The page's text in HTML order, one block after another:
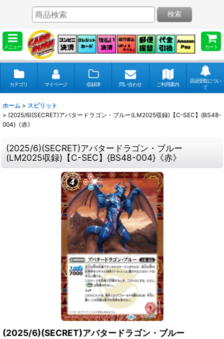
メニュー カート
検索
カテゴリ マイページ 収録弾 問い合わせ ご利用案内
店頭受取につい
て
ホーム > スピリット
> (2025/6)(SECRET)アバタードラゴン・ブルー(LM2025収録)【C-SEC】{BS48-
004}《赤》
(2025/6)(SECRET)アバタードラゴン・ブルー
(LM2025収録)【C-SEC】{BS48-004}《赤》
(2025/6)(SECRET)アバタードラゴン・ブルー